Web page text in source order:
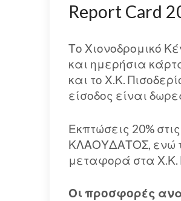
Report Card
Το Χιονοδρομικό
και ημερήσια
και το Χ.Κ.
είσοδος είναι
Εκπτώσεις 20%
ΚΛΑΟΥΔΑΤΟΣ, ενώ
μεταφορά στα
Οι προσφορές